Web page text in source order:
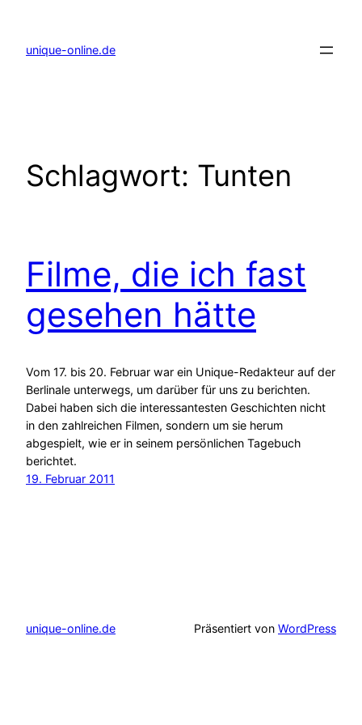
springen
unique-online.de
Schlagwort: Tunten
Filme, die ich fast
gesehen hätte
Vom 17. bis 20. Februar war ein Unique-Redakteur auf der
Berlinale unterwegs, um darüber für uns zu berichten.
Dabei haben sich die interessantesten Geschichten nicht
in den zahlreichen Filmen, sondern um sie herum
abgespielt, wie er in seinem persönlichen Tagebuch
berichtet.
19. Februar 2011
unique-online.de Präsentiert von WordPress